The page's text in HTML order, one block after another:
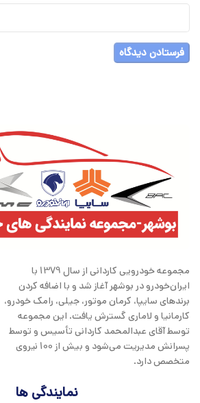
مجموعه خودرویی کاردانی از سال 1379 با
ایران‌خودرو در بوشهر آغاز شد و با اضافه کردن
برندهای سایپا، کرمان موتور، جیلی، رامک خودرو،
کارمانیا و لاماری گسترش یافت. این مجموعه
توسط آقای عبدالمحمد کاردانی تأسیس و توسط
پسرانش مدیریت می‌شود و بیش از 100 نیروی
متخصص دارد.
نمایندگی ها